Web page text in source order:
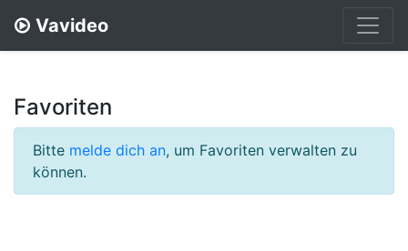
Vavideo
Favoriten
Bitte melde dich an, um Favoriten verwalten zu
können.